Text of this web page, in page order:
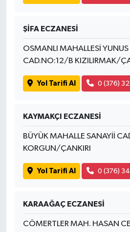
ŞİFA ECZANESİ
OSMANLI MAHALLESİ YUNUS
CAD.NO:12/B KIZILIRMAK/
Yol Tarifi Al 0 (376)
KAYMAKÇI ECZANESİ
BÜYÜK MAHALLE SANAYİİ
KORGUN/ÇANKIRI
Yol Tarifi Al 0 (376)
KARAAĞAÇ ECZANESİ
CÖMERTLER MAH. HASAN